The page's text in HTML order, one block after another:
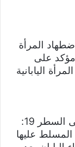
المرأة
مؤكد على
اليابانية
من السطر الأول إلى السطر 19:
عليها